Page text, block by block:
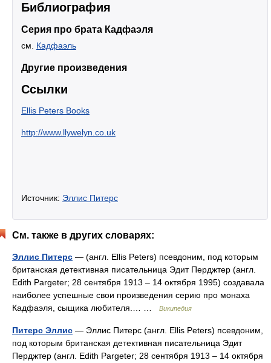
Библиография
Серия про брата Кадфаэля
см. Кадфаэль
Другие произведения
Ccылки
Ellis Peters Books
http://www.llywelyn.co.uk
Источник: Эллис Питерс
См. также в других словарях:
Эллис Питерс — (англ. Ellis Peters) псевдоним, под которым
британская детективная писательница Эдит Перджтер (англ.
Edith Pargeter; 28 сентября 1913 – 14 октября 1995) создавала
наиболее успешные свои произведения серию про монаха
Кадфаэля, сыщика любителя.… …
Википедия
Питерс Эллис — Эллис Питерс (англ. Ellis Peters) псевдоним,
под которым британская детективная писательница Эдит
Перджтер (англ. Edith Pargeter; 28 сентября 1913 – 14 октября